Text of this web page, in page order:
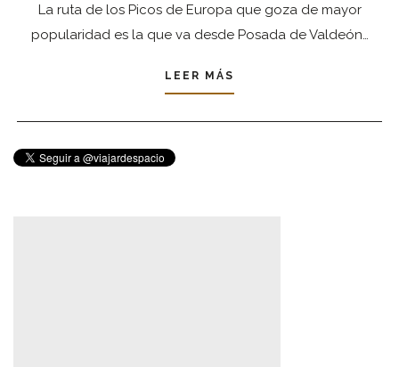
La ruta de los Picos de Europa que goza de mayor
popularidad es la que va desde Posada de Valdeón…
LEER MÁS